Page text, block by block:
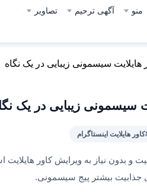
منو آگهی ترحیم تصاویر
هایلایت سیسمونی زیبایی در یک نگاه
سیسمونی زیبایی در یک
هایلایت اینستاگرام
و بدون نیاز به ویرایش کاور
جذابیت بیشتر پیج سیسمونی.